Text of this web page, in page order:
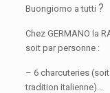
Buongiorno a tutti ?
Chez GERMANO la
soit par personne :
– 6 charcuteries
tradition italienne)